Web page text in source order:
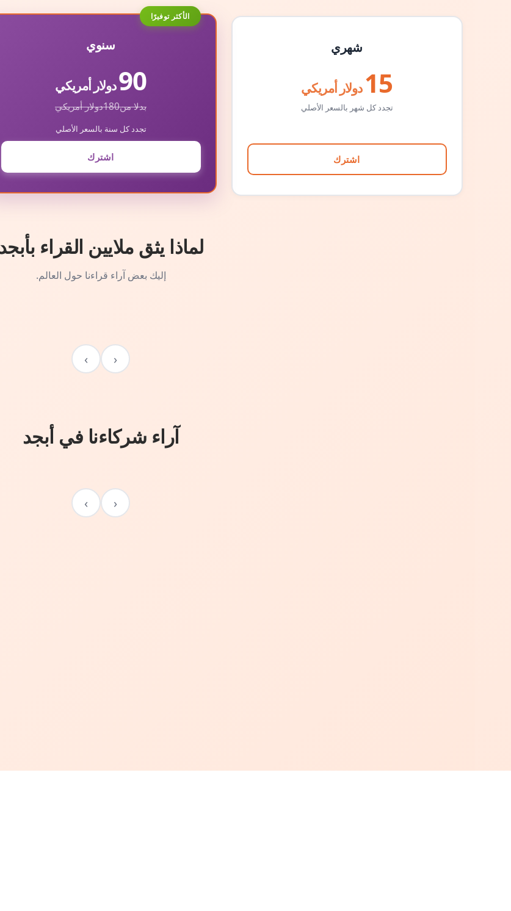
شهري
15 دولار أمريكي
تجدد كل شهر بالسعر الأصلي
اشترك
الأكثر توفيرًا
سنوي
90دولار أمريكي
بدلا من180دولار أمريكي
تجدد كل سنة بالسعر الأصلي
اشترك
لماذا يثق ملايين القراء
إليك بعض آراء قراءنا حول العالم.
‹
›
آراء شركاءنا في أبجد
‹
›